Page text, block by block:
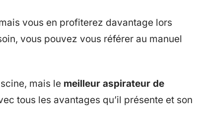
vous en profiterez davantage lors
vous pouvez vous référer au manuel
mais le meilleur aspirateur de
tous les avantages qu’il présente et son